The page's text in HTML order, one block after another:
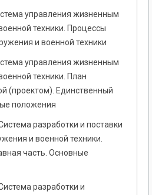
управления жизненным
техники. Процессы
и военной техники
управления жизненным
техники. План
(проектом). Единственный
положения
разработки и поставки
и военной техники.
часть. Основные
разработки и